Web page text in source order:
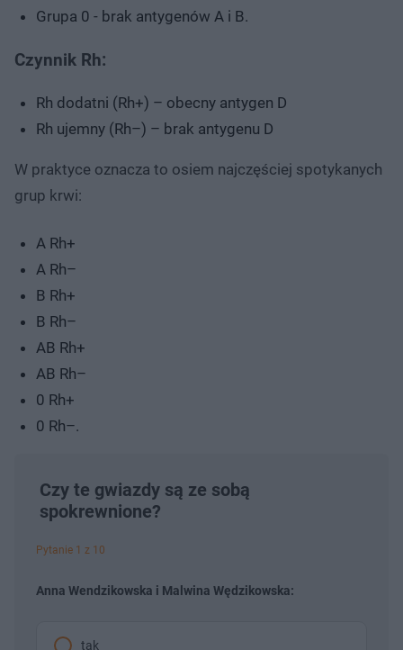
Grupa 0 - brak antygenów A i B.
Czynnik Rh:
Rh dodatni (Rh+) – obecny antygen D
Rh ujemny (Rh–) – brak antygenu D
W praktyce oznacza to osiem najczęściej spotykanych
grup krwi:
A Rh+
A Rh–
B Rh+
B Rh–
AB Rh+
AB Rh–
0 Rh+
0 Rh–.
Czy te gwiazdy są ze sobą
spokrewnione?
Pytanie 1 z 10
Anna Wendzikowska i Malwina Wędzikowska:
tak